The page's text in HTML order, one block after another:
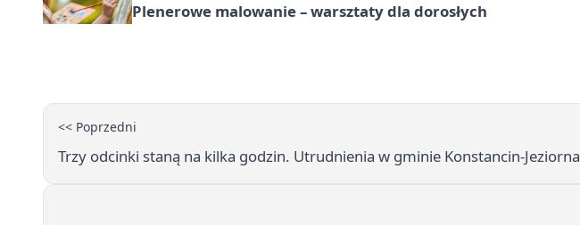
Plenerowe malowanie – warsztaty dla dorosłych
<< Poprzedni
Trzy odcinki staną na kilka godzin. Utrudnienia w gminie Konstancin-Jeziorna